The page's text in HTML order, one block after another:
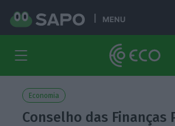
MENU
Economia
Conselho das Finanças